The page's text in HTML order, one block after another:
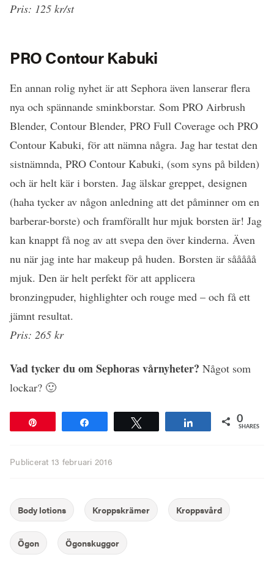
Pris: 125 kr/st
PRO Contour Kabuki
En annan rolig nyhet är att Sephora även lanserar flera
nya och spännande sminkborstar. Som PRO Airbrush
Blender, Contour Blender, PRO Full Coverage och PRO
Contour Kabuki, för att nämna några. Jag har testat den
sistnämnda, PRO Contour Kabuki, (som syns på bilden)
och är helt kär i borsten. Jag älskar greppet, designen
(haha tycker av någon anledning att det påminner om en
barberar-borste) och framförallt hur mjuk borsten är! Jag
kan knappt få nog av att svepa den över kinderna. Även
nu när jag inte har makeup på huden. Borsten är sååååå
mjuk. Den är helt perfekt för att applicera
bronzingpuder, highlighter och rouge med – och få ett
jämnt resultat.
Pris: 265 kr
Vad tycker du om Sephoras vårnyheter? Något som
lockar? 🙂
Share 0
SHARES
Publicerat 13 februari 2016